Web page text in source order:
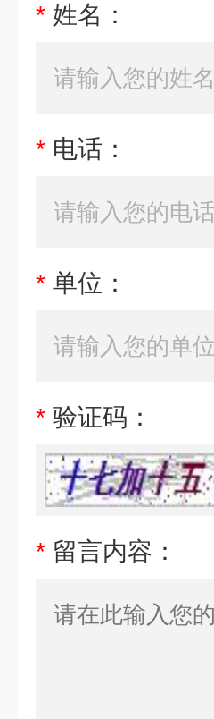
* 姓名：
* 电话：
* 单位：
* 验证码：
* 留言内容：